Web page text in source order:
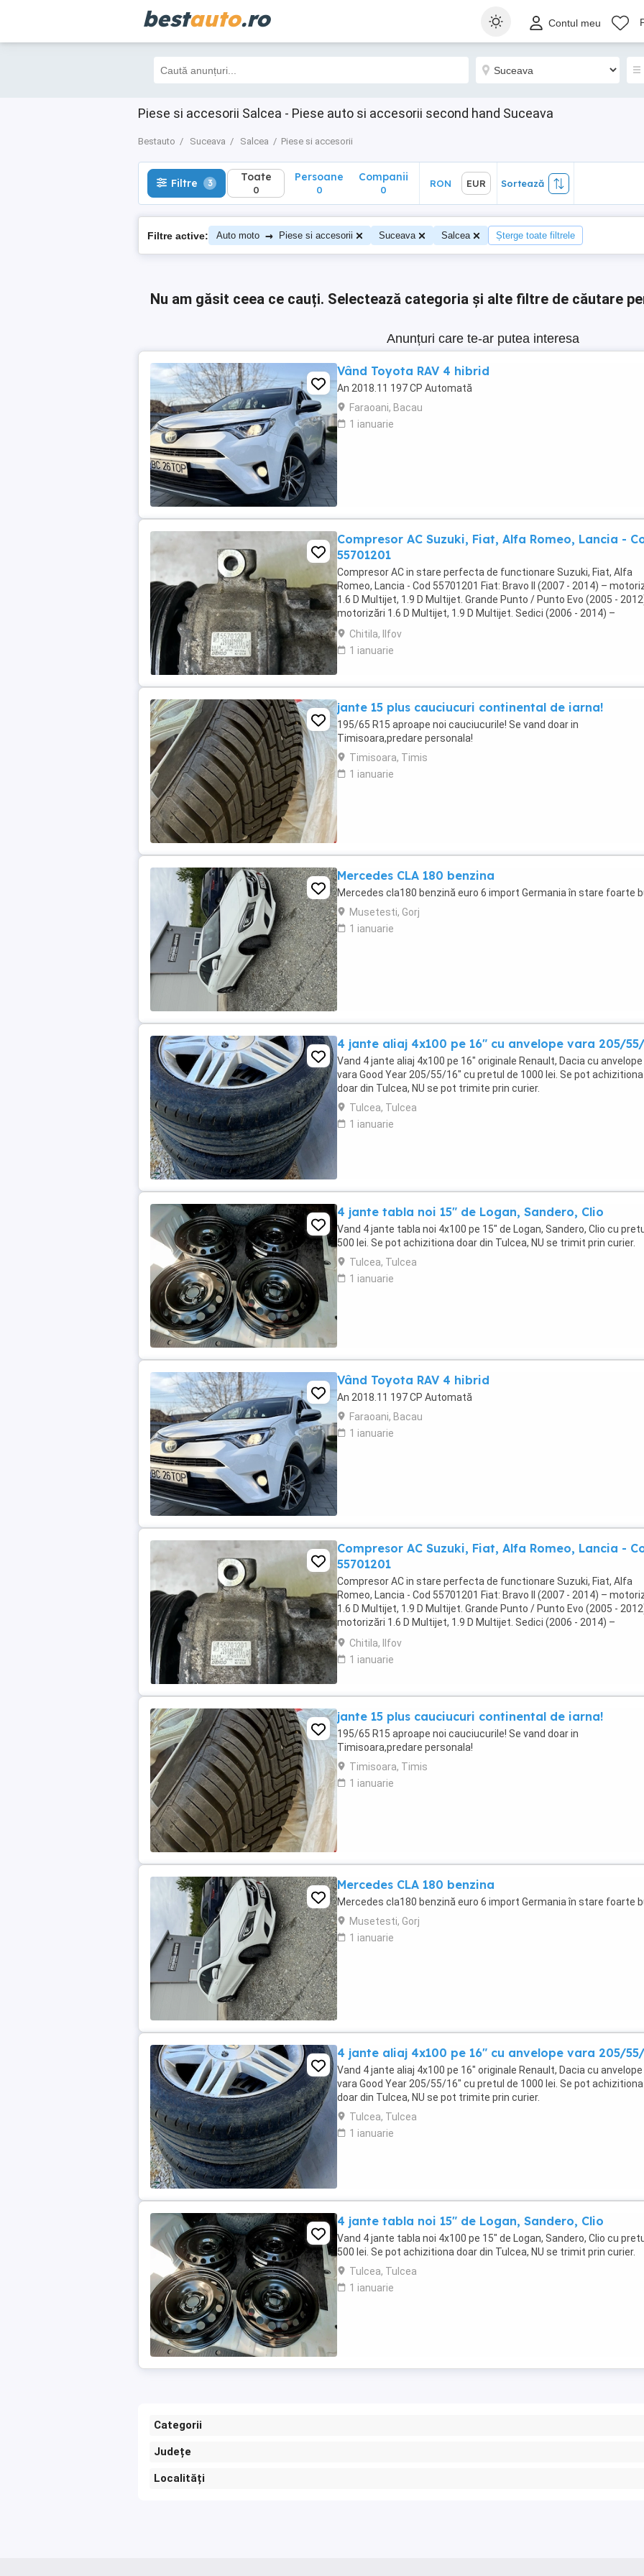
bestauto.ro Contul meu
Piese si accesorii Salcea - Piese auto si accesorii second hand Suceava
Bestauto Suceava Salcea Piese si accesorii
Filtre 3 Toate
0
Sortează
Filtre 3 Toate
0
Persoane
0
Companii
0
RON EUR Sortează
Filtre active: Auto moto → Piese si accesorii Suceava Salcea Șterge toate filtrele
Nu am găsit ceea ce cauți. Selectează categoria și alte filtre de căutare
Anunțuri care te-ar putea interesa
Vând Toyota RAV 4 hibrid
An 2018.11 197 CP Automată
Faraoani, Bacau
1 ianuarie
Compresor AC Suzuki, Fiat, Alfa Romeo, Lancia -
55701201
Compresor AC in stare perfecta de functionare Suzuki, Fiat, Alfa
Romeo, Lancia - Cod 55701201 Fiat: Bravo II (2007 - 2014) –
1.6 D Multijet, 1.9 D Multijet. Grande Punto / Punto Evo (2005 -
motorizări 1.6 D Multijet, 1.9 D Multijet. Sedici (2006 - 2014) –
motorizări 1.9 D Multijet, ...
Chitila, Ilfov
1 ianuarie
jante 15 plus cauciucuri continental de iarna!
195/65 R15 aproape noi cauciucurile! Se vand doar in
Timisoara,predare personala!
Timisoara, Timis
1 ianuarie
Mercedes CLA 180 benzina
Mercedes cla180 benzină euro 6 import Germania în stare foarte
Musetesti, Gorj
1 ianuarie
4 jante aliaj 4x100 pe 16" cu anvelope vara 205/
Vand 4 jante aliaj 4x100 pe 16" originale Renault, Dacia cu
vara Good Year 205/55/16" cu pretul de 1000 lei. Se pot achizitiona
doar din Tulcea, NU se pot trimite prin curier.
Tulcea, Tulcea
1 ianuarie
4 jante tabla noi 15" de Logan, Sandero, Clio
Vand 4 jante tabla noi 4x100 pe 15" de Logan, Sandero, Clio cu
500 lei. Se pot achizitiona doar din Tulcea, NU se trimit prin curier.
Tulcea, Tulcea
1 ianuarie
Vând Toyota RAV 4 hibrid
An 2018.11 197 CP Automată
Faraoani, Bacau
1 ianuarie
Compresor AC Suzuki, Fiat, Alfa Romeo, Lancia -
55701201
Compresor AC in stare perfecta de functionare Suzuki, Fiat, Alfa
Romeo, Lancia - Cod 55701201 Fiat: Bravo II (2007 - 2014) –
1.6 D Multijet, 1.9 D Multijet. Grande Punto / Punto Evo (2005 -
motorizări 1.6 D Multijet, 1.9 D Multijet. Sedici (2006 - 2014) –
motorizări 1.9 D Multijet, ...
Chitila, Ilfov
1 ianuarie
jante 15 plus cauciucuri continental de iarna!
195/65 R15 aproape noi cauciucurile! Se vand doar in
Timisoara,predare personala!
Timisoara, Timis
1 ianuarie
Mercedes CLA 180 benzina
Mercedes cla180 benzină euro 6 import Germania în stare foarte
Musetesti, Gorj
1 ianuarie
4 jante aliaj 4x100 pe 16" cu anvelope vara 205/
Vand 4 jante aliaj 4x100 pe 16" originale Renault, Dacia cu
vara Good Year 205/55/16" cu pretul de 1000 lei. Se pot achizitiona
doar din Tulcea, NU se pot trimite prin curier.
Tulcea, Tulcea
1 ianuarie
4 jante tabla noi 15" de Logan, Sandero, Clio
Vand 4 jante tabla noi 4x100 pe 15" de Logan, Sandero, Clio cu
500 lei. Se pot achizitiona doar din Tulcea, NU se trimit prin curier.
Tulcea, Tulcea
1 ianuarie
Categorii
Județe
Localități